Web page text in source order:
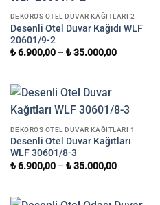
DEKOROS OTEL DUVAR KAĞITLARI 2
Desenli Otel Duvar Kağıdı WLF
20601/9-2
₺6.900,00– ₺35.000,00
DEKOROS OTEL DUVAR KAĞITLARI 1
Desenli Otel Duvar Kağıtları
WLF 30601/8-3
₺6.900,00– ₺35.000,00